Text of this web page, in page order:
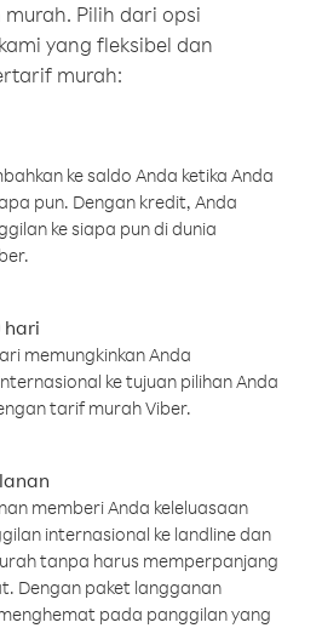
murah. Pilih dari opsi
yang fleksibel dan
murah:
ke saldo Anda ketika Anda
pun. Dengan kredit, Anda
ke siapa pun di dunia
hari
memungkinkan Anda
ke tujuan pilihan Anda
tarif murah Viber.
memberi Anda keleluasaan
internasional ke landline dan
tanpa harus memperpanjang
Dengan paket langganan
pada panggilan yang